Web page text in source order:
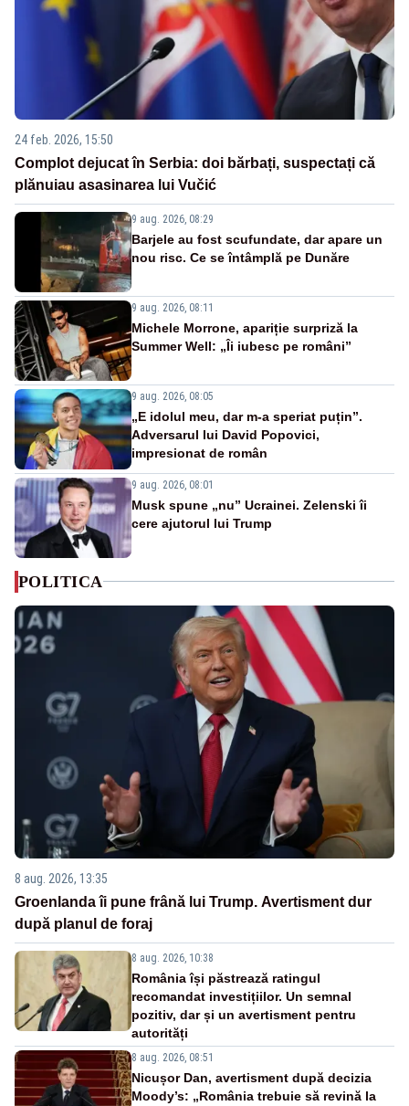
24 feb. 2026, 15:50
Complot dejucat în Serbia: doi bărbați, suspectați că
plănuiau asasinarea lui Vučić
9 aug. 2026, 08:29
Barjele au fost scufundate, dar apare un
nou risc. Ce se întâmplă pe Dunăre
9 aug. 2026, 08:11
Michele Morrone, apariție surpriză la
Summer Well: „Îi iubesc pe români”
9 aug. 2026, 08:05
„E idolul meu, dar m-a speriat puțin”.
Adversarul lui David Popovici,
impresionat de român
9 aug. 2026, 08:01
Musk spune „nu” Ucrainei. Zelenski îi
cere ajutorul lui Trump
POLITICA
8 aug. 2026, 13:35
Groenlanda îi pune frână lui Trump. Avertisment dur
după planul de foraj
8 aug. 2026, 10:38
România își păstrează ratingul
recomandat investițiilor. Un semnal
pozitiv, dar și un avertisment pentru
autorități
8 aug. 2026, 08:51
Nicușor Dan, avertisment după decizia
Moody’s: „România trebuie să revină la